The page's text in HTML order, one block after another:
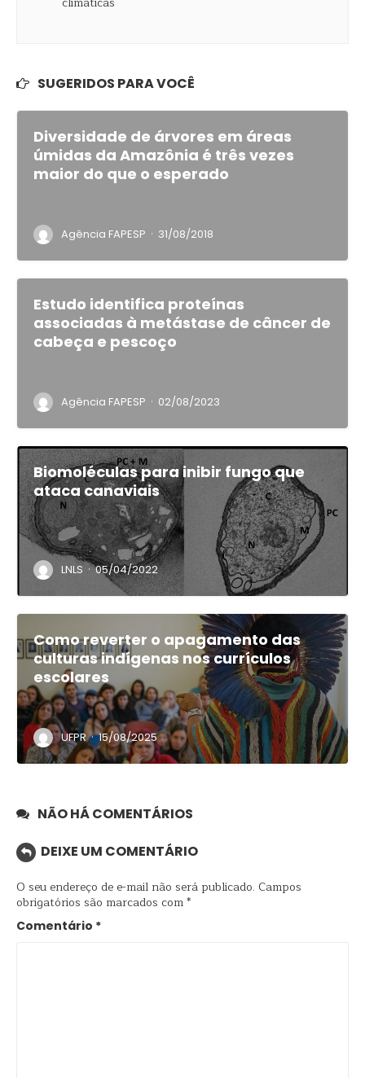
SUGERIDOS PARA VOCÊ
Diversidade de árvores em áreas
úmidas da Amazônia é três vezes
maior do que o esperado
Agência FAPESP · 31/08/2018
Estudo identifica proteínas
associadas à metástase de câncer de
cabeça e pescoço
Agência FAPESP · 02/08/2023
Biomoléculas para inibir fungo que
ataca canaviais
LNLS · 05/04/2022
Como reverter o apagamento das
culturas indígenas nos currículos
escolares
UFPR · 15/08/2025
NÃO HÁ COMENTÁRIOS
DEIXE UM COMENTÁRIO
O seu endereço de e-mail não será publicado. Campos
obrigatórios são marcados com*
Comentário *